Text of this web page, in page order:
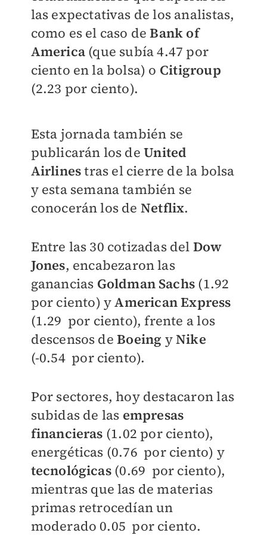
las expectativas de los analistas,
como es el caso deBank of
America(que subía 4.47 por
ciento en la bolsa) o Citigroup
(2.23 por ciento).
Esta jornada también se
publicarán los de United
Airlinestras el cierre de la bolsa
y esta semana también se
conocerán los de Netflix.
Entre las 30 cotizadas del Dow
Jones, encabezaron las
ganancias Goldman Sachs (1.92
por ciento) yAmerican Express
(1.29 por ciento), frente a los
descensos deBoeing yNike
(-0.54 por ciento).
Por sectores, hoy destacaron las
subidas de las empresas
financieras (1.02 por ciento),
energéticas (0.76 por ciento) y
tecnológicas (0.69 por ciento),
mientras que las de materias
primas retrocedían un
moderado 0.05 por ciento.